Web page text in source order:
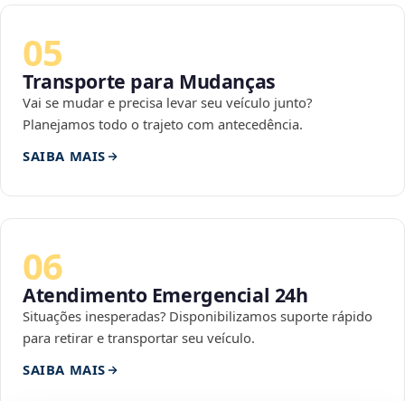
05
Transporte para Mudanças
Vai se mudar e precisa levar seu veículo junto?
Planejamos todo o trajeto com antecedência.
SAIBA MAIS
06
Atendimento Emergencial 24h
Situações inesperadas? Disponibilizamos suporte rápido
para retirar e transportar seu veículo.
SAIBA MAIS